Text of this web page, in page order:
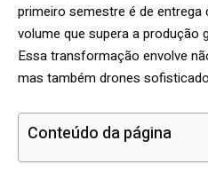
primeiro semestre é de entrega
volume que supera a produção
Essa transformação envolve
mas também drones
Conteúdo da página